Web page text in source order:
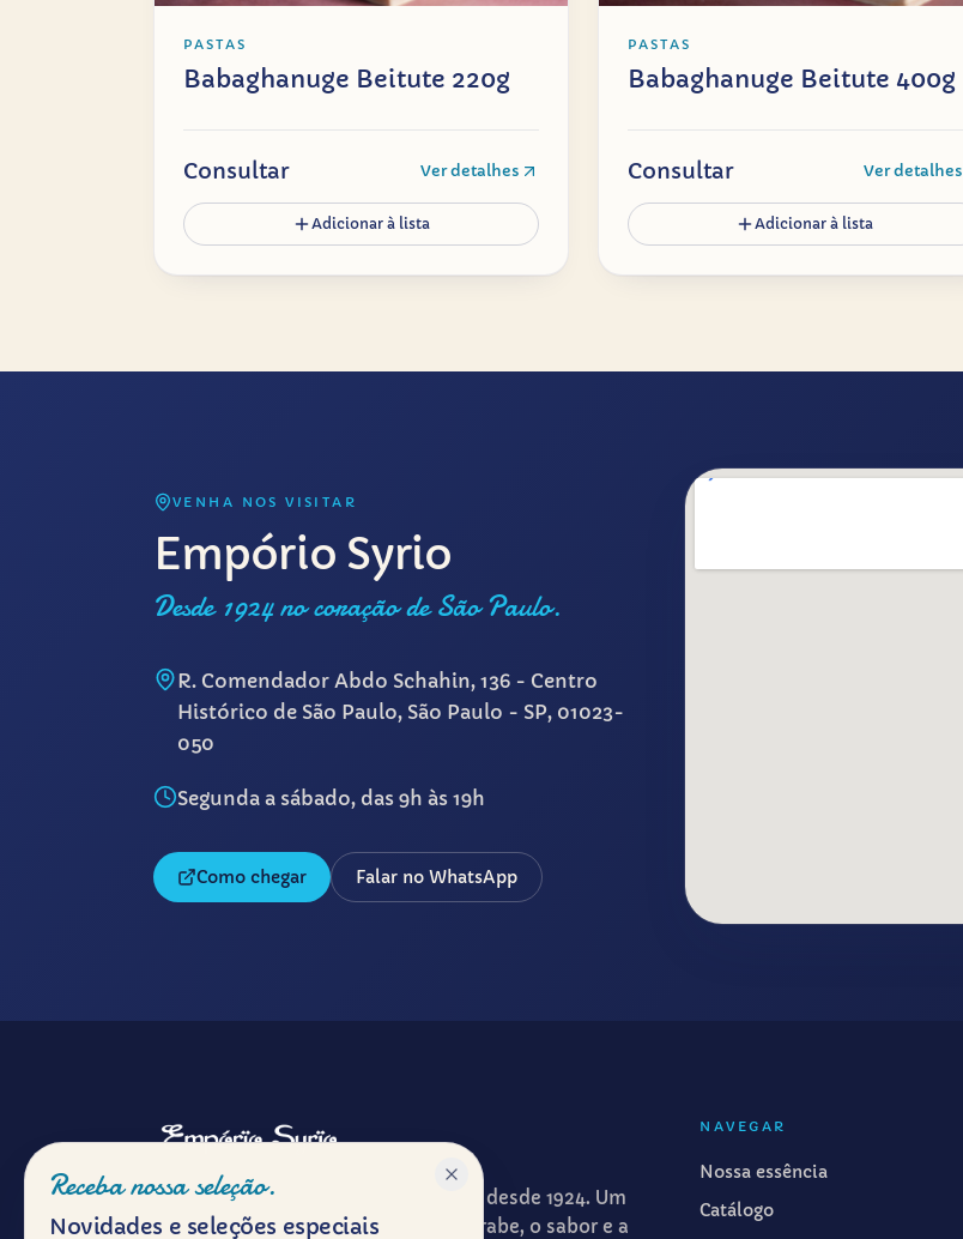
PASTAS
Babaghanuge Beitute 220g
Consultar Ver detalhes
Adicionar à lista
PASTAS
Babaghanuge Beitute 400g
Consultar Ver detalhes
Adicionar à lista
VENHA NOS VISITAR
Empório Syrio
Desde 1924 no coração de São Paulo.
R. Comendador Abdo Schahin, 136 - Centro
Histórico de São Paulo, São Paulo - SP, 01023-
050
Segunda a sábado, das 9h às 19h
Como chegar Falar no WhatsApp
Patrimônio gastronômico e cultural desde 1924. Um
ponto de encontro entre a cultura árabe, o sabor e a
NAVEGAR
Nossa essência
Catálogo
Receba nossa seleção.
Novidades e seleções especiais